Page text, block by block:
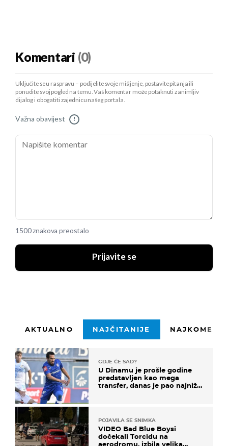
Komentari (0)
Uključite se u raspravu – podijelite svoje mišljenje, postavite pitanja ili
ponudite svoj pogled na temu. Vaš komentar može potaknuti zanimljiv
dijalog i obogatiti zajednicu našeg portala.
Važna obavijest !
1500 znakova preostalo
Prijavite se
AKTUALNO NAJČITANIJE
GDJE ĆE SAD?
U Dinamu je prošle godine
predstavljen kao mega
transfer, danas je pao najniže
POJAVILA SE SNIMKA
VIDEO Bad Blue Boysi
dočekali Torcidu na
aerodromu, izbila velika